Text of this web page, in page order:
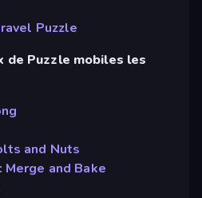
Puzzle
de Puzzle mobiles les
and Nuts
Merge and Bake